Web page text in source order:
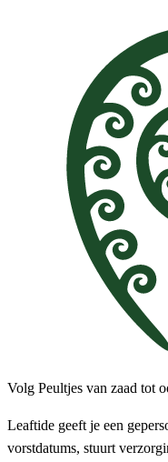
Volg Peultjes van zaad tot
Leaftide geeft je een
vorstdatums, stuurt